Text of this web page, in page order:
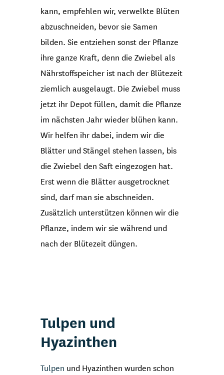
kann, empfehlen wir, verwelkte Blüten
abzuschneiden, bevor sie Samen
bilden. Sie entziehen sonst der Pflanze
ihre ganze Kraft, denn die Zwiebel als
Nährstoffspeicher ist nach der Blütezeit
ziemlich ausgelaugt. Die Zwiebel muss
jetzt ihr Depot füllen, damit die Pflanze
im nächsten Jahr wieder blühen kann.
Wir helfen ihr dabei, indem wir die
Blätter und Stängel stehen lassen, bis
die Zwiebel den Saft eingezogen hat.
Erst wenn die Blätter ausgetrocknet
sind, darf man sie abschneiden.
Zusätzlich unterstützen können wir die
Pflanze, indem wir sie während und
nach der Blütezeit düngen.
Tulpen und
Hyazinthen
Tulpen und Hyazinthen wurden schon